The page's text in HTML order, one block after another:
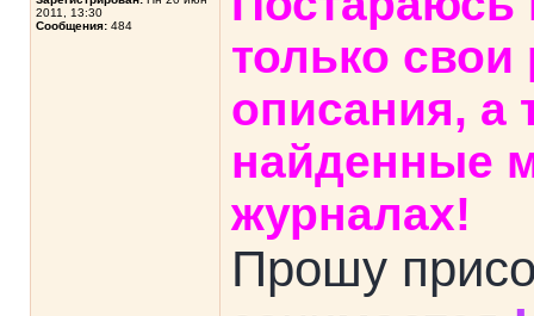
2011, 13:30
Сообщения: 484
только
описания, а
найденные
журналах!
Прошу